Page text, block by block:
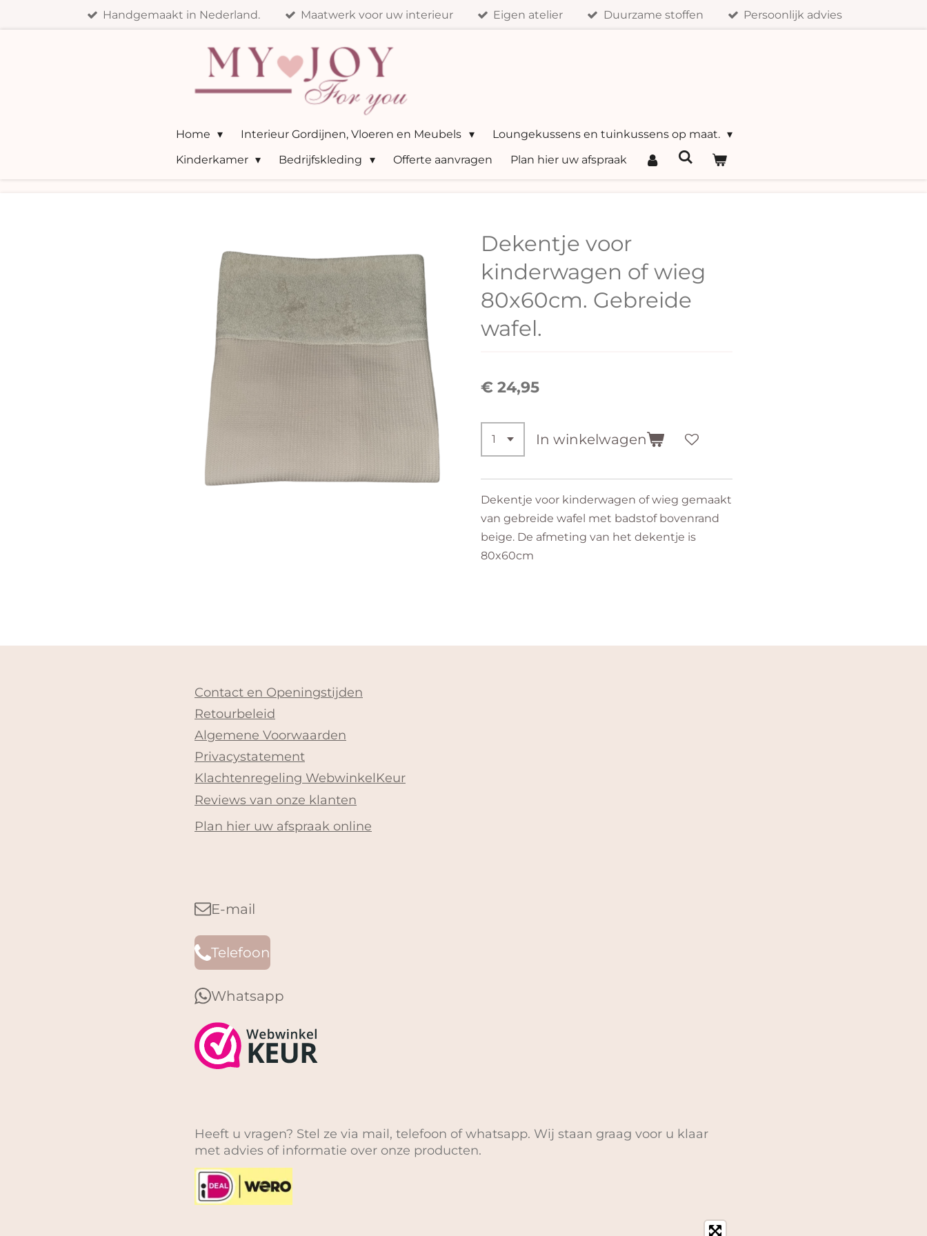
Handgemaakt in Nederland. Maatwerk voor uw interieur Eigen atelier Duurzame stoffen Persoonlijk advies
Home Interieur Gordijnen, Vloeren en Meubels
Loungekussens en tuinkussens op maat.
Kinderkamer
Bedrijfskleding Offerte aanvragen Plan hier uw afspraak
Dekentje voor
kinderwagen of wieg
80x60cm. Gebreide
wafel.
€ 24,95
In winkelwagen
Dekentje voor kinderwagen of wieg gemaakt
van gebreide wafel met badstof bovenrand
beige. De afmeting van het dekentje is
80x60cm
Contact en Openingstijden
Retourbeleid
Algemene Voorwaarden
Privacystatement
Klachtenregeling WebwinkelKeur
Reviews van onze klanten
Plan hier uw afspraak online
E-mail
Telefoon
Whatsapp
Heeft u vragen? Stel ze via mail, telefoon of whatsapp. Wij staan graag voor u klaar
met advies of informatie over onze producten.